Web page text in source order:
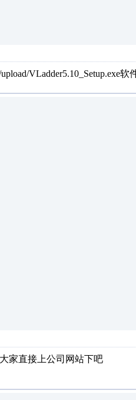
VLadder5.10_Setup.exe
家直接上公司网站下吧